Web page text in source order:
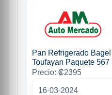
Pan Refrigerado
Toufayan Paquete 567
Precio: ₡2395
16-03-2024